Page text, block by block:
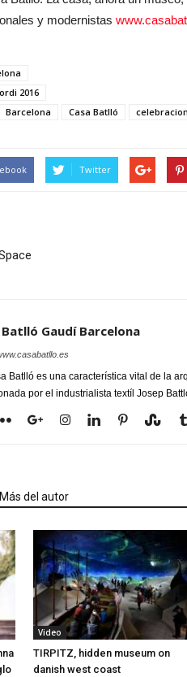
y modernistas
2016
Barcelona Casa Batlló
Twitter
Batlló Gaudí Barcelona
Batlló es una característica vital de la
por el industrialista textíl Josep
Más del autor
Video
TIRPITZ, hidden museum on
danish west coast